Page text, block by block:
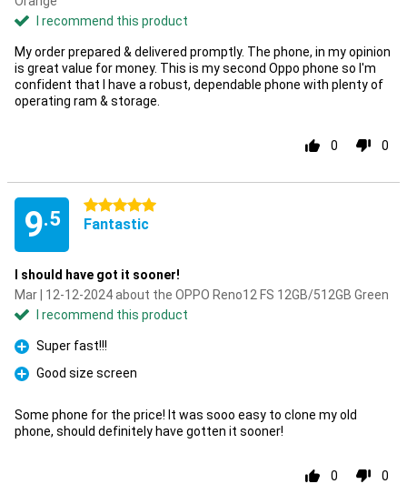
I recommend this product
My order prepared & delivered promptly. The phone, in my opinion
is great value for money. This is my second Oppo phone so I'm
confident that I have a robust, dependable phone with plenty of
operating ram & storage.
0 0
9.5
5 stars
Fantastic
I should have got it sooner!
Mar | 12-12-2024 about the OPPO Reno12 FS 12GB/512GB Green
I recommend this product
Pro
Super fast!!!
Pro
Good size screen
Some phone for the price! It was sooo easy to clone my old
phone, should definitely have gotten it sooner!
0 0